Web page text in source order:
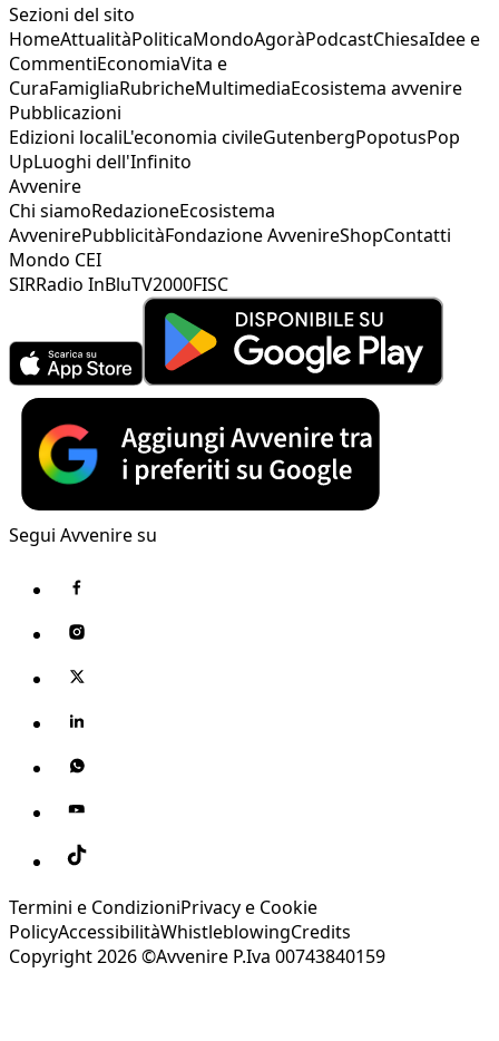
Sezioni del sito
HomeAttualitàPoliticaMondoAgoràPodcastChiesaIdee e
CommentiEconomiaVita e
CuraFamigliaRubricheMultimediaEcosistema avvenire
Pubblicazioni
Edizioni localiL'economia civileGutenbergPopotusPop
UpLuoghi dell'Infinito
Avvenire
Chi siamoRedazioneEcosistema
AvvenirePubblicitàFondazione AvvenireShopContatti
Mondo CEI
SIRRadio InBluTV2000FISC
Segui Avvenire su
Termini e CondizioniPrivacy e Cookie
PolicyAccessibilitàWhistleblowingCredits
Copyright 2026 ©Avvenire P.Iva 00743840159